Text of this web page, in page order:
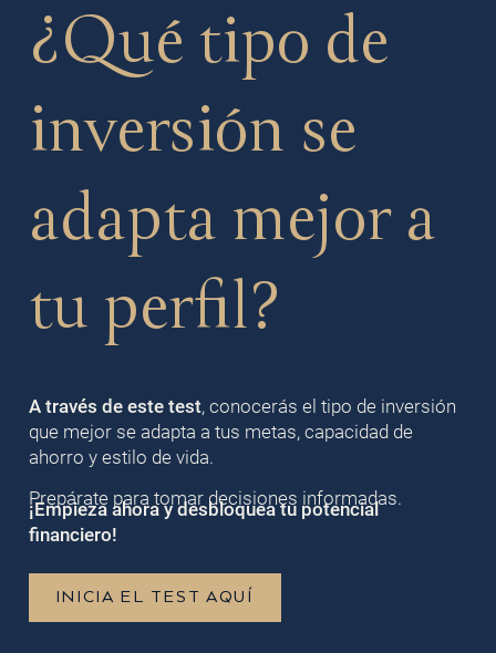
¿Qué tipo de
inversión se
adapta mejor a
tu perfil?
A través de este test, conocerás el tipo de inversión
que mejor se adapta a tus metas, capacidad de
ahorro y estilo de vida.
Prepárate para tomar decisiones informadas.
¡Empieza ahora y desbloquea tu potencial
financiero!
INICIA EL TEST AQUÍ